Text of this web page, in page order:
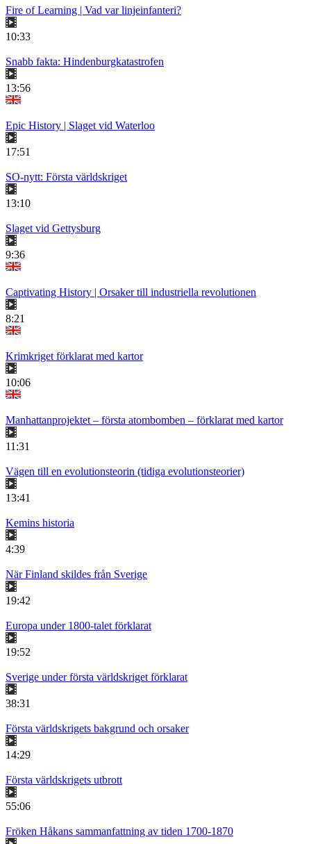
Fire of Learning | Vad var linjeinfanteri?
10:33
Snabb fakta: Hindenburgkatastrofen
13:56
Epic History | Slaget vid Waterloo
17:51
SO-nytt: Första världskriget
13:10
Slaget vid Gettysburg
9:36
Captivating History | Orsaker till industriella revolutionen
8:21
Krimkriget förklarat med kartor
10:06
Manhattanprojektet – första atombomben – förklarat med kartor
11:31
Vägen till en evolutionsteorin (tidiga evolutionsteorier)
13:41
Kemins historia
4:39
När Finland skildes från Sverige
19:42
Europa under 1800-talet förklarat
19:52
Sverige under första världskriget förklarat
38:31
Första världskrigets bakgrund och orsaker
14:29
Första världskrigets utbrott
55:06
Fröken Håkans sammanfattning av tiden 1700-1870